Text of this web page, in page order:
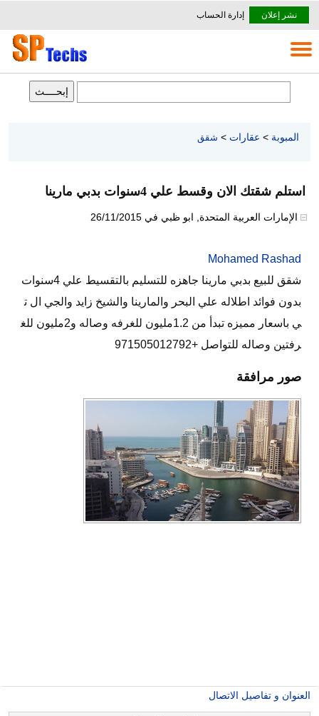
نشر إعلان إدارة الحساب
المبوبة > عقارات > شقق
استلم شقتك الان وقسط علي 4سنوات بدبي مارينا
الإمارات العربية المتحدة ابو ظبي في 26/11/2015
Mohamed Rashad
شقق للبيع بدبي مارينا جاهزه للتسليم بالتقسيط علي 4سنوات
بدون فوائد اطلاله علي البحر والمارينا والشيخ زايد والجي ال ت
ي باسعار مميزه تبدأ من 1.2مليون للغرفه وصاله و2مليون للغ
رفتين وصاله للتواصل +971505012792
صور مرافقة
العنوان و تفاصيل الاتصال